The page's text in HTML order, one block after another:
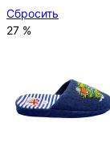
Cбросить
27 %